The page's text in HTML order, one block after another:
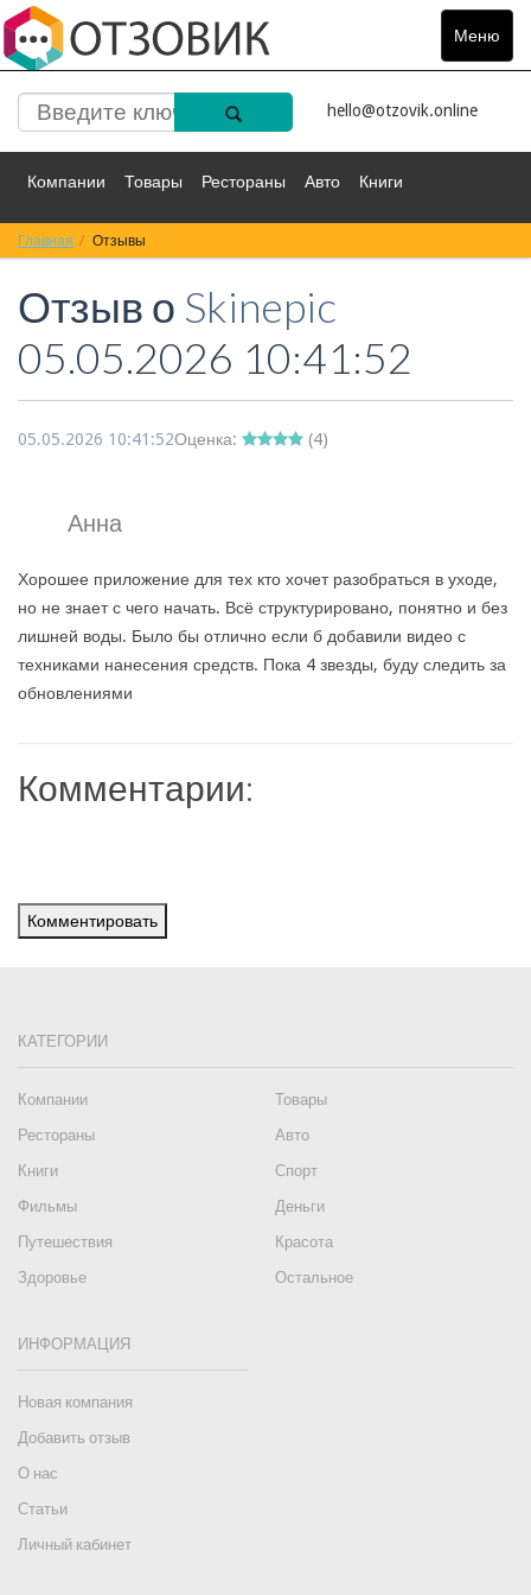
Меню
Toggle
hello@otzovik.online
Компании Товары Рестораны Авто Книги
Спорт Фильмы
Красота Здоровье Остальное
Главная Отзывы
Отзыв о Skinepic
05.05.2026 10:41:52
05.05.2026 10:41:52Оценка: (4)
Анна
Хорошее приложение для тех кто хочет разобраться в уходе,
но не знает с чего начать. Всё структурировано, понятно и без
лишней воды. Было бы отлично если б добавили видео с
техниками нанесения средств. Пока 4 звезды, буду следить за
обновлениями
Комментарии:
Комментировать
КАТЕГОРИИ
Компании
Товары
Рестораны
Авто
Книги
Спорт
Фильмы
Деньги
Путешествия
Красота
Здоровье
Остальное
ИНФОРМАЦИЯ
Новая компания
Добавить отзыв
О нас
Статьи
Личный кабинет